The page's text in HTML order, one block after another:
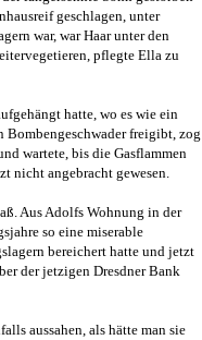
geschlagen, unter
war, war Haar unter den
pflegte Ella zu
hatte, wo es wie ein
freigibt, zog
wartete, bis die Gasflammen
nicht angebracht gewesen.
Aus Adolfs Wohnung in der
so eine miserable
bereichert hatte und jetzt
der jetzigen Dresdner Bank
aussahen, als hätte man sie